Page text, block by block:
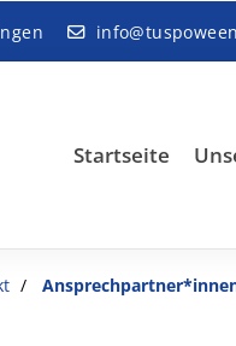
Startseite